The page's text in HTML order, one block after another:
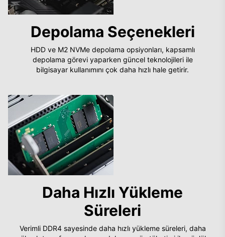
Depolama Seçenekleri
HDD ve M2 NVMe depolama opsiyonları, kapsamlı
depolama görevi yaparken güncel teknolojileri ile
bilgisayar kullanımını çok daha hızlı hale getirir.
Daha Hızlı Yükleme
Süreleri
Verimli DDR4 sayesinde daha hızlı yükleme süreleri, daha